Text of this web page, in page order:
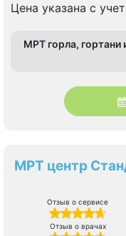
Цена указана с
МРТ горла, гортани
МРТ центр
Отзыв о сервисе
Отзыв о врачах